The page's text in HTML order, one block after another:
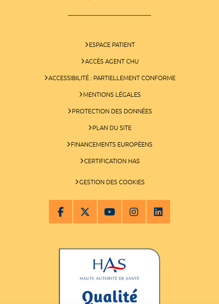
ESPACE PATIENT
ACCÈS AGENT CHU
ACCESSIBILITÉ : PARTIELLEMENT CONFORME
MENTIONS LÉGALES
PROTECTION DES DONNÉES
PLAN DU SITE
FINANCEMENTS EUROPÉENS
CERTIFICATION HAS
GESTION DES COOKIES